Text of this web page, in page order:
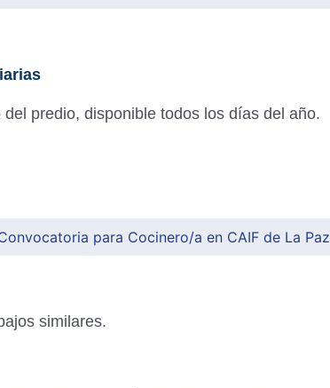
predio, disponible todos los días del año.
para Cocinero/a en CAIF de La Paz
similares.